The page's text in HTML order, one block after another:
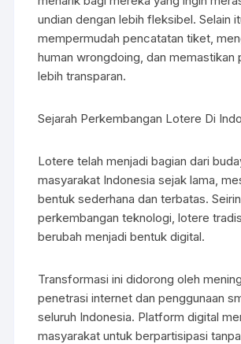
undian dengan lebih fleksibel. Selain
mempermudah pencatatan tiket,
human wrongdoing, dan memastikan
lebih transparan.
Sejarah Perkembangan Lotere Di
Lotere telah menjadi bagian dari
masyarakat Indonesia sejak lama,
bentuk sederhana dan terbatas.
perkembangan teknologi, lotere
berubah menjadi bentuk digital.
Transformasi ini didorong oleh
penetrasi internet dan penggunaan
seluruh Indonesia. Platform digital
masyarakat untuk berpartisipasi